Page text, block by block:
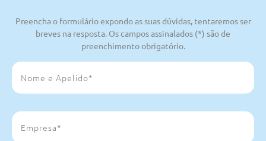
Preencha o formulário expondo as suas dúvidas, tentaremos ser
breves na resposta. Os campos assinalados (*) são de
preenchimento obrigatório.